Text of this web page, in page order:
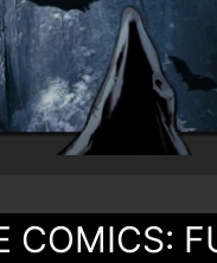
COMICS: